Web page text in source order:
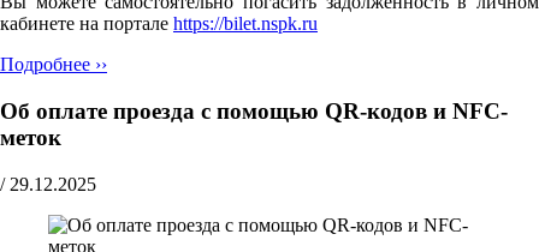
кабинете на портале https://bilet.nspk.ru
Подробнее ››
Об оплате проезда с помощью QR-кодов и NFC-
меток
/ 29.12.2025